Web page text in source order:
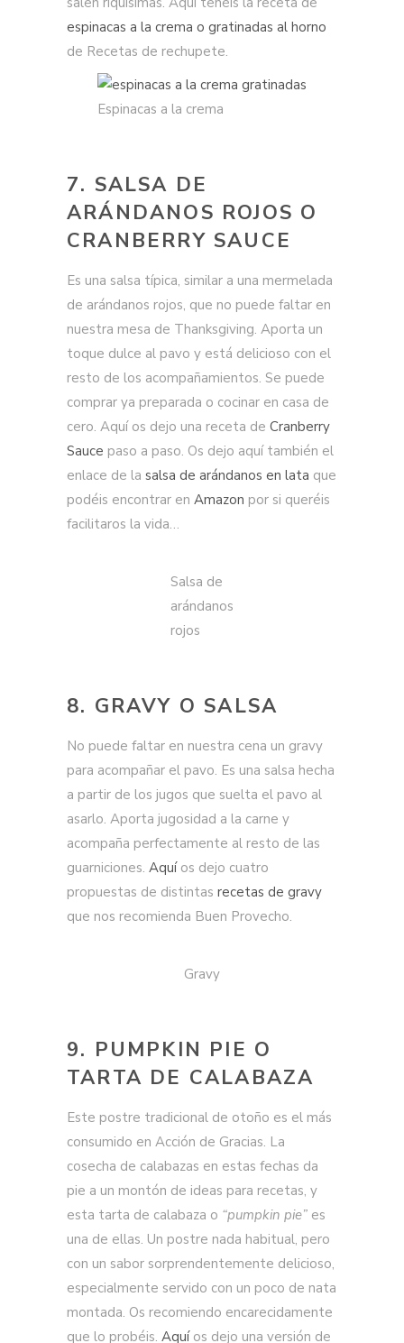
espinacas a la crema o gratinadas al horno
de Recetas de rechupete.
Espinacas a la crema
7. SALSA DE
ARÁNDANOS ROJOS O
CRANBERRY SAUCE
Es una salsa típica, similar a una mermelada
de arándanos rojos, que no puede faltar en
nuestra mesa de Thanksgiving. Aporta un
toque dulce al pavo y está delicioso con el
resto de los acompañamientos. Se puede
comprar ya preparada o cocinar en casa de
cero. Aquí os dejo una receta de Cranberry
Sauce paso a paso. Os dejo aquí también el
enlace de la salsa de arándanos en lata que
podéis encontrar en Amazon por si queréis
facilitaros la vida…
Salsa de
arándanos
rojos
8. GRAVY O SALSA
No puede faltar en nuestra cena un gravy
para acompañar el pavo. Es una salsa hecha
a partir de los jugos que suelta el pavo al
asarlo. Aporta jugosidad a la carne y
acompaña perfectamente al resto de las
guarniciones. Aquíos dejo cuatro
propuestas de distintas recetas de gravy
que nos recomienda Buen Provecho.
Gravy
9. PUMPKIN PIE O
TARTA DE CALABAZA
Este postre tradicional de otoño es el más
consumido en Acción de Gracias. La
cosecha de calabazas en estas fechas da
pie a un montón de ideas para recetas, y
esta tarta de calabaza o “pumpkin pie” es
una de ellas. Un postre nada habitual, pero
con un sabor sorprendentemente delicioso,
especialmente servido con un poco de nata
montada. Os recomiendo encarecidamente
que lo probéis. Aquíos dejo una versión de